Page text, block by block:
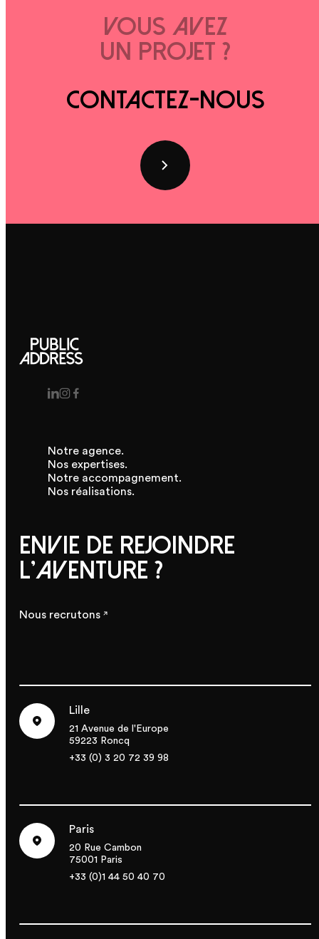
Vous avez
un projet ?
Contactez-nous
Notre agence.
Nos expertises.
Notre accompagnement.
Nos réalisations.
Envie de rejoindre
l'aventure ?
Nous recrutons
Lille
21 Avenue de l'Europe
59223 Roncq
+33 (0) 3 20 72 39 98
Paris
20 Rue Cambon
75001 Paris
+33 (0)1 44 50 40 70